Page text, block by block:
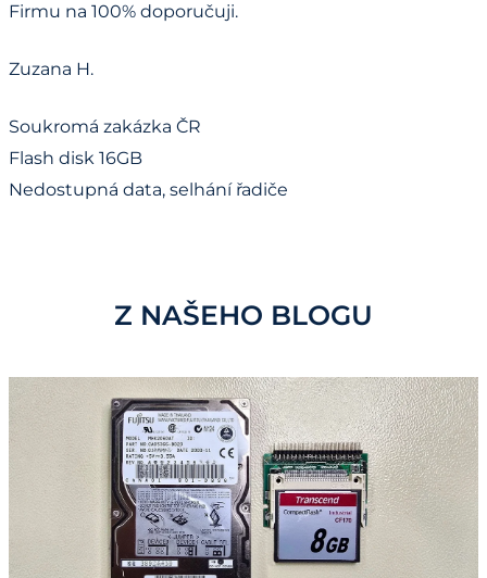
Firmu na 100% doporučuji.
Zuzana H.
Soukromá zakázka ČR
Flash disk 16GB
Nedostupná data, selhání řadiče
Z NAŠEHO BLOGU